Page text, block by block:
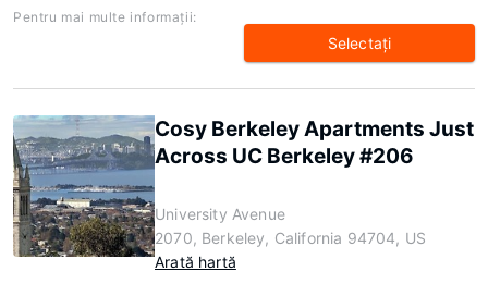
Pentru mai multe informaţii:
Selectaţi
Cosy Berkeley Apartments Just
Across UC Berkeley #206
University Avenue
2070, Berkeley, California 94704, US
Arată hartă